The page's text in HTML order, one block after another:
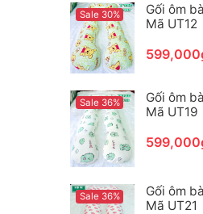
Sale 30%
Gối ôm
Mã UT12
Sale 36%
Gối ôm
Mã UT19
Sale 36%
Gối ôm
Mã UT21